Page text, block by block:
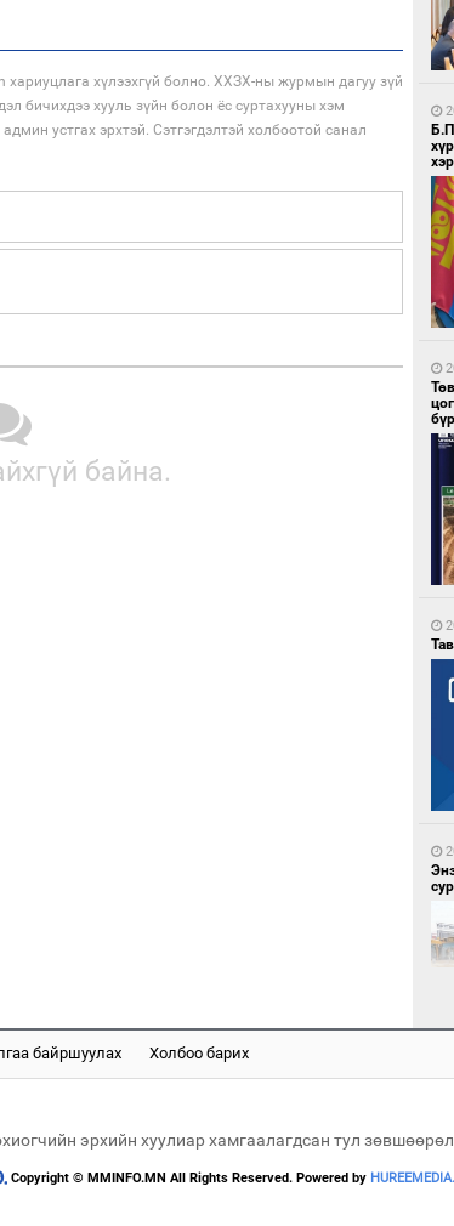
хүлээхгүй болно. ХХЗХ-ны журмын дагуу зүй
бичихдээ хууль зүйн болон ёс суртахууны хэм
устгах эрхтэй. Сэтгэгдэлтэй холбоотой санал
байна.
байршуулах Холбоо барих
эрхийн хуулиар хамгаалагдсан тул
Copyright © MMINFO.MN All Rights Reserved. Powered by HUREEMEDIA.